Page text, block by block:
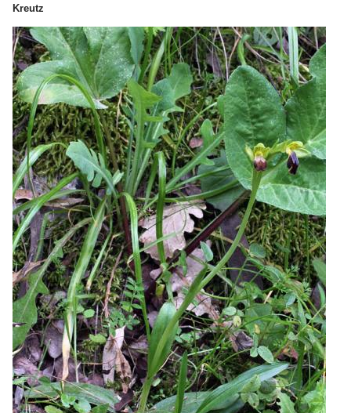
Kreutz